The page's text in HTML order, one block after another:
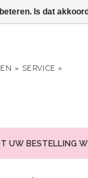
» SERVICE »
UW BESTELLING
Is dat